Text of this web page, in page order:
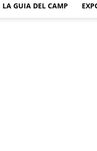
LA GUIA DEL CAMP